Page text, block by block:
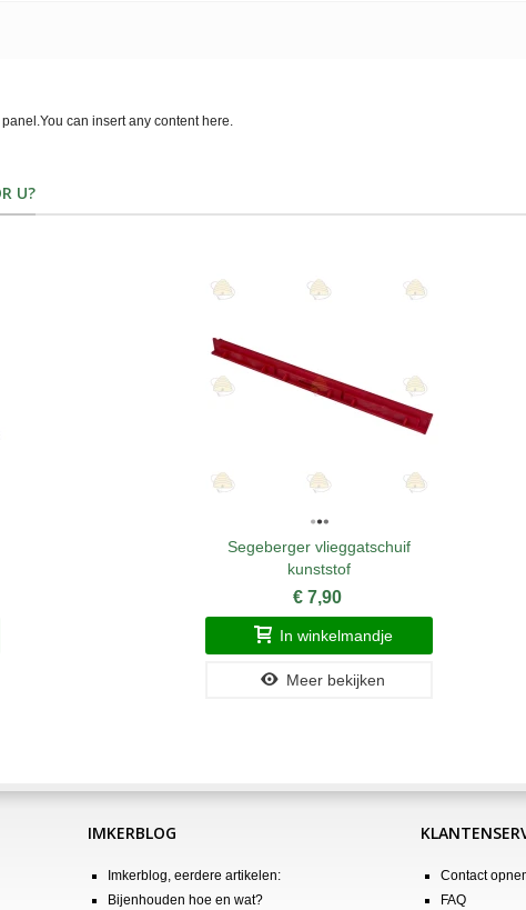
can insert any content here.
U?
Segeberger vlieggatschuif
kunststof
€ 7,90
In winkelmandje
Meer bekijken
IMKERBLOG
Imkerblog, eerdere artikelen:
Bijenhouden hoe en wat?
Contact
FAQ